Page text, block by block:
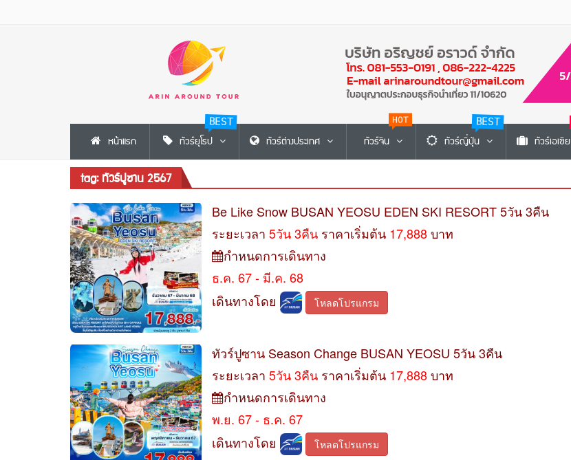
หน้าแรก ทัวร์ยุโรป
BEST
ทัวร์ต่างประเทศ ทัวร์จีน ทัวร์ญี่ปุ่น
BEST
ทัวร์เอเซีย
tag: ทัวร์ปูซาน 2567
Be Like Snow BUSAN YEOSU EDEN SKI RESORT 5วัน 3คืน
ระยะเวลา5วัน 3คืน ราคาเริ่มต้น 17,888บาท
กำหนดการเดินทาง
ธ.ค. 67 - มี.ค. 68
เดินทางโดย
โหลดโปรแกรม
ทัวร์ปูซาน Season Change BUSAN YEOSU 5วัน 3คืน
ระยะเวลา5วัน 3คืน ราคาเริ่มต้น 17,888บาท
กำหนดการเดินทาง
พ.ย. 67 - ธ.ค. 67
เดินทางโดย
โหลดโปรแกรม